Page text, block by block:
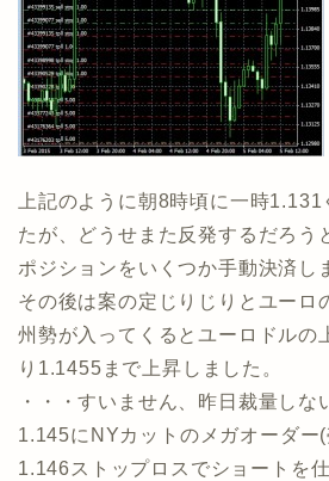
上記のように朝8時頃に一時
たが、どうせまた反発するだろう
ポジションをいくつか手動決済し
その後は案の定じりじりとユーロ
州勢が入ってくるとユーロドルの
り1.1455まで上昇しました。
・・・すいません、昨日裁量しな
1.145にNYカットのメガオーダー(
1.146ストップロスでショートを